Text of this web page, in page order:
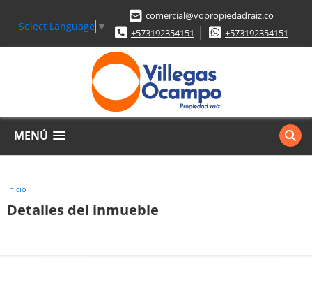
Select Language ▼
comercial@vopropiedadraiz.co
+573192354151
+573192354151
MENÚ
Inicio
Detalles del inmueble